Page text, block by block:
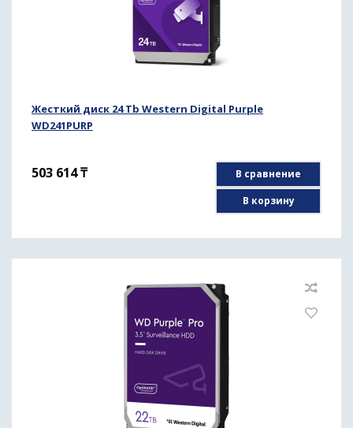
Жесткий диск 24 Tb Western Digital Purple
WD241PURP
503 614₸
В сравнение
В корзину